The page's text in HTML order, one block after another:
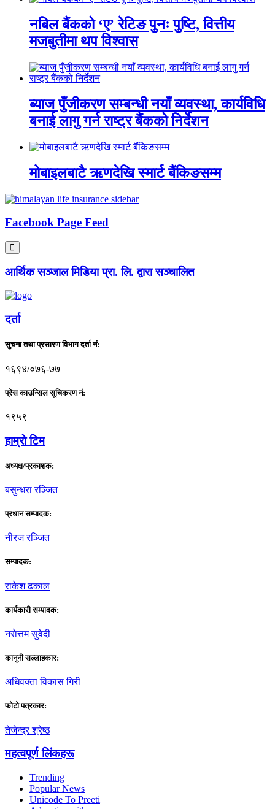
नबिल बैंकको ‘ए’ रेटिङ पुनः पुष्टि, वित्तीय
मजबुतीमा थप विश्वास
ब्याज पुँजीकरण सम्बन्धी नयाँ व्यवस्था, कार्यविधि
बनाई लागु गर्न राष्ट्र बैंकको निर्देशन
मोबाइलबाटै ऋणदेखि स्मार्ट बैंकिङसम्म
Facebook Page Feed
आर्थिक सञ्जाल मिडिया प्रा. लि. द्वारा सञ्चालित
दर्ता
सुचना तथा प्रसारण विभाग दर्ता नं:
१६९४/०७६-७७
प्रेस काउन्सिल सूचिकरण नं:
१९५९
हाम्राे टिम
अध्यक्ष/प्रकाशक:
बसुन्धरा रञ्जित
प्रधान सम्पादक:
नीरज रञ्जित
सम्पादक:
राकेश ढकाल
कार्यकारी सम्पादक:
नराेत्तम सुवेदी
कानुनी सल्लाहकार:
अधिवक्ता विकास गिरी
फाेटाे पत्रकार:
तेजेन्द्र श्रेष्ठ
महत्वपूर्ण लिंकहरू
Trending
Popular News
Unicode To Preeti